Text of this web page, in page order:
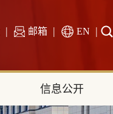
| 邮箱 | EN |
信息公开